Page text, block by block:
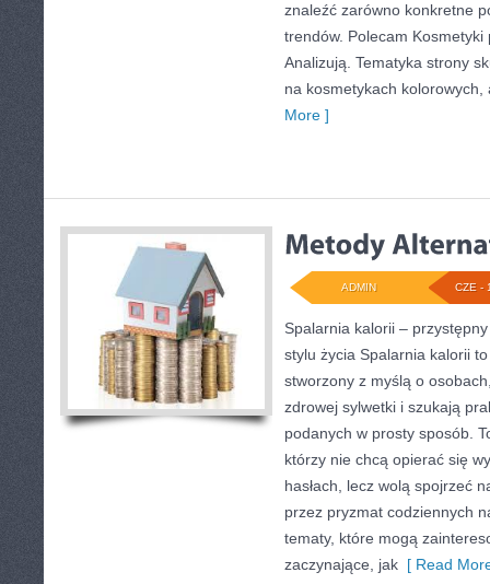
znaleźć zarówno konkretne
trendów. Polecam Kosmetyki
Analizują. Tematyka strony
na kosmetykach
More ]
CZE -
ADMIN
Spalarnia kalorii –
stylu życia Spalarnia kalorii
stworzony z myślą o
zdrowej sylwetki i szukają
podanych w prosty sposób.
którzy nie chcą opierać się
hasłach, lecz wolą spojrzeć
przez pryzmat codziennych
tematy, które mogą
zaczynające, jak [ Read